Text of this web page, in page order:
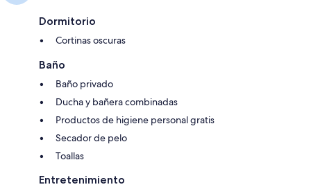
Dormitorio
Cortinas oscuras
Baño
Baño privado
Ducha y bañera combinadas
Productos de higiene personal gratis
Secador de pelo
Toallas
Entretenimiento